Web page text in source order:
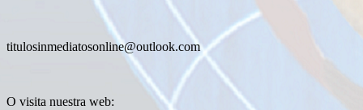
titulosinmediatosonline@outlook.com
O visita nuestra web: